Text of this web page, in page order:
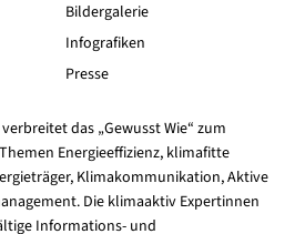
Bildergalerie
Infografiken
Presse
das „Gewusst Wie“ zum
Energieeffizienz, klimafitte
Klimakommunikation, Aktive
Die klimaaktiv Expertinnen
Informations- und